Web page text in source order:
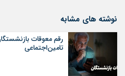
نوشته های مشابه
رقم معوقات
تامین‌اجتماعی